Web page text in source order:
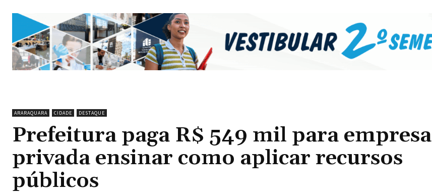
ARARAQUARA CIDADE DESTAQUE
Prefeitura paga R$ 549 mil para empresa
privada ensinar como aplicar recursos
públicos